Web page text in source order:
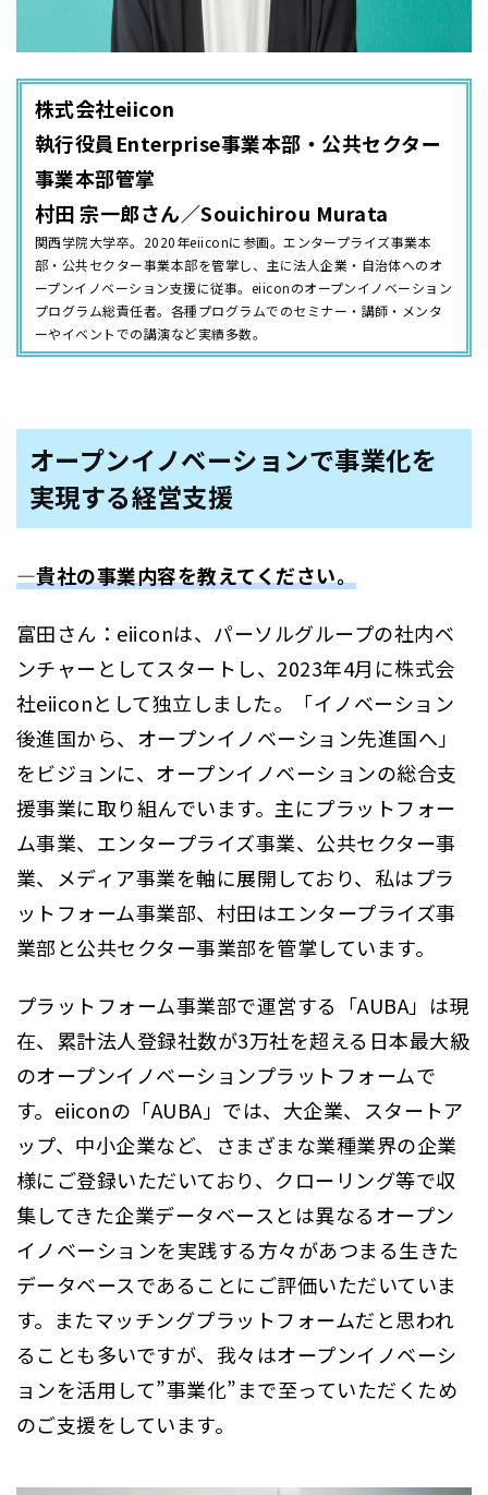
株式会社eiicon
執行役員Enterprise事業本部・公共セクター
事業本部管掌
村田 宗一郎さん／Souichirou Murata
関西学院大学卒。2020年eiiconに参画。エンタープライズ事業本
部・公共セクター事業本部を管掌し、主に法人企業・自治体へのオ
ープンイノベーション支援に従事。eiiconのオープンイノベーション
プログラム総責任者。各種プログラムでのセミナー・講師・メンタ
ーやイベントでの講演など実績多数。
オープンイノベーションで事業化を
実現する経営支援
―貴社の事業内容を教えてください。
富田さん：eiiconは、パーソルグループの社内ベ
ンチャーとしてスタートし、2023年4月に株式会
社eiiconとして独立しました。「イノベーション
後進国から、オープンイノベーション先進国へ」
をビジョンに、オープンイノベーションの総合支
援事業に取り組んでいます。主にプラットフォー
ム事業、エンタープライズ事業、公共セクター事
業、メディア事業を軸に展開しており、私はプラ
ットフォーム事業部、村田はエンタープライズ事
業部と公共セクター事業部を管掌しています。
プラットフォーム事業部で運営する「AUBA」は現
在、累計法人登録社数が3万社を超える日本最大級
のオープンイノベーションプラットフォームで
す。eiiconの「AUBA」では、大企業、スタートア
ップ、中小企業など、さまざまな業種業界の企業
様にご登録いただいており、クローリング等で収
集してきた企業データベースとは異なるオープン
イノベーションを実践する方々があつまる生きた
データベースであることにご評価いただいていま
す。またマッチングプラットフォームだと思われ
ることも多いですが、我々はオープンイノベーシ
ョンを活用して”事業化”まで至っていただくため
のご支援をしています。